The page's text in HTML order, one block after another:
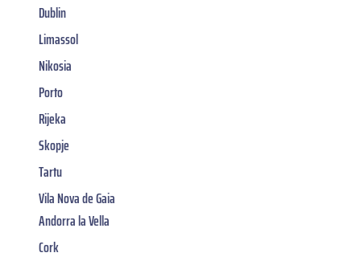
Dublin
Limassol
Nikosia
Porto
Rijeka
Skopje
Tartu
Vila Nova de Gaia
Andorra la Vella
Cork